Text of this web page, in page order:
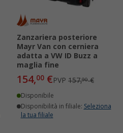
Zanzariera posteriore
Mayr Van con cerniera
adatta a VW ID Buzz a
maglia fine
154,00 €PVP 157,90€
Disponibile
Disponibilità in filiale: Seleziona
la tua filiale